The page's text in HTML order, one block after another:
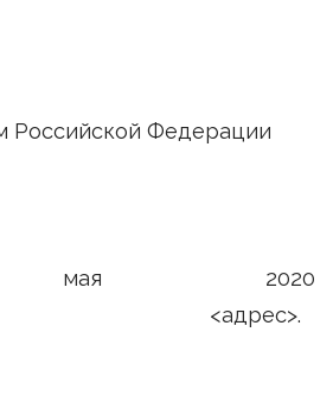
Российской Федерации
2020
<адрес>.